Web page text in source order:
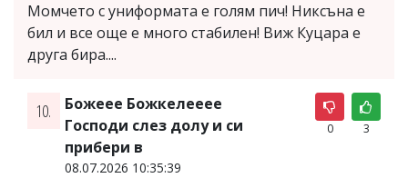
Момчето с униформата е голям пич! Никсъна е
бил и все още е много стабилен! Виж Куцара е
друга бира....
10.
Божеее Божкелееее
Господи слез долу и си
прибери в
08.07.2026 10:35:39
0 3